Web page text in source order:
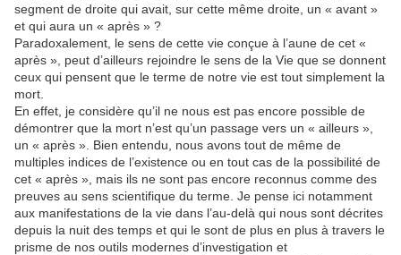
segment de droite qui avait, sur cette même droite, un « avant »
et qui aura un « après » ?
Paradoxalement, le sens de cette vie conçue à l’aune de cet «
après », peut d’ailleurs rejoindre le sens de la Vie que se donnent
ceux qui pensent que le terme de notre vie est tout simplement la
mort.
En effet, je considère qu’il ne nous est pas encore possible de
démontrer que la mort n’est qu’un passage vers un « ailleurs »,
un « après ». Bien entendu, nous avons tout de même de
multiples indices de l’existence ou en tout cas de la possibilité de
cet « après », mais ils ne sont pas encore reconnus comme des
preuves au sens scientifique du terme. Je pense ici notamment
aux manifestations de la vie dans l’au-delà qui nous sont décrites
depuis la nuit des temps et qui le sont de plus en plus à travers le
prisme de nos outils modernes d’investigation et